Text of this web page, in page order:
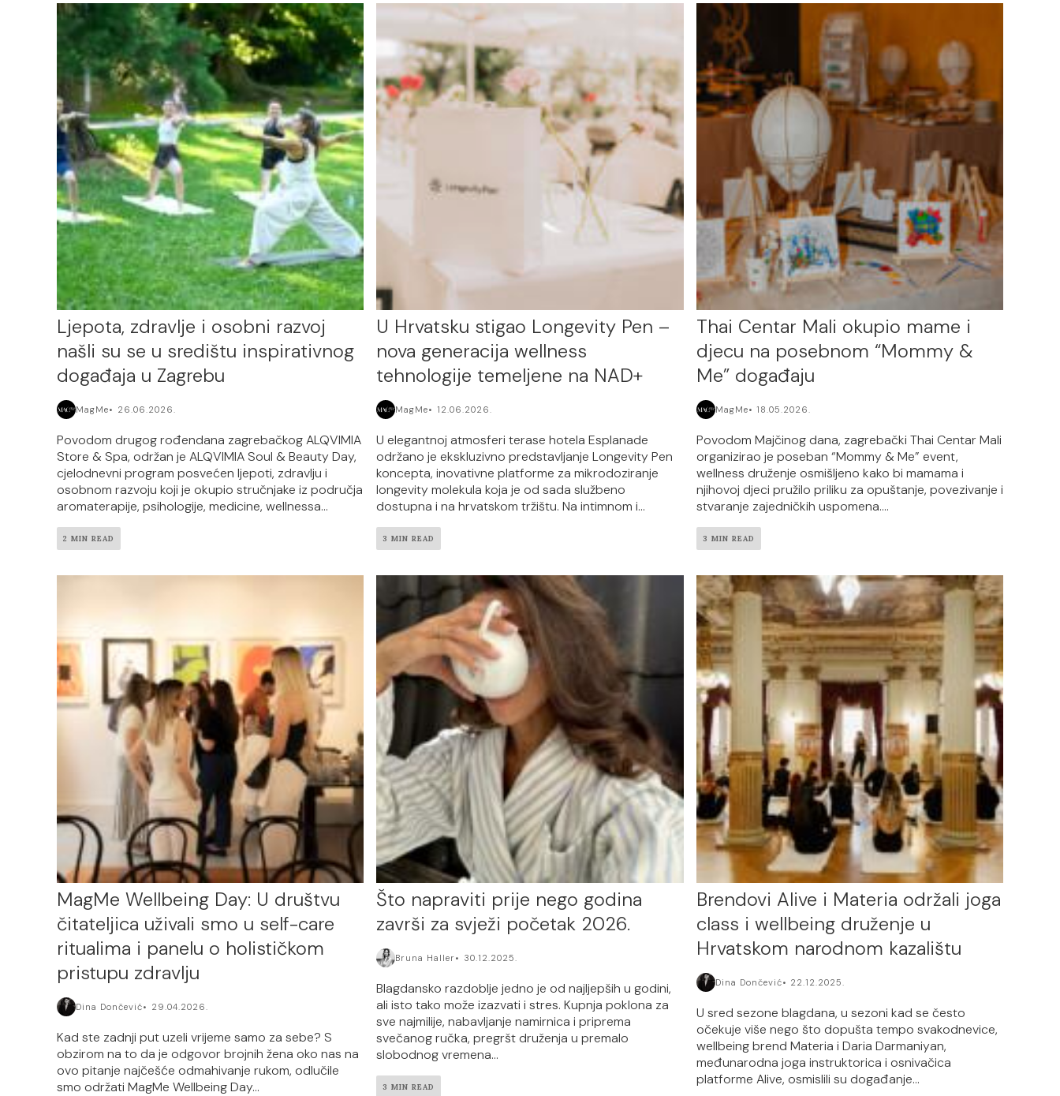
Ljepota, zdravlje i osobni razvoj
našli su se u središtu inspirativnog
događaja u Zagrebu
MagMe 26.06.2026.
Povodom drugog rođendana zagrebačkog ALQVIMIA
Store & Spa, održan je ALQVIMIA Soul & Beauty Day,
cjelodnevni program posvećen ljepoti, zdravlju i
osobnom razvoju koji je okupio stručnjake iz područja
aromaterapije, psihologije, medicine, wellnessa...
2 MIN READ
U Hrvatsku stigao Longevity Pen –
nova generacija wellness
tehnologije temeljene na NAD+
MagMe 12.06.2026.
U elegantnoj atmosferi terase hotela Esplanade
održano je ekskluzivno predstavljanje Longevity Pen
koncepta, inovativne platforme za mikrodoziranje
longevity molekula koja je od sada službeno
dostupna i na hrvatskom tržištu. Na intimnom i...
3 MIN READ
Thai Centar Mali okupio mame i
djecu na posebnom “Mommy &
Me” događaju
MagMe 18.05.2026.
Povodom Majčinog dana, zagrebački Thai Centar Mali
organizirao je poseban “Mommy & Me” event,
wellness druženje osmišljeno kako bi mamama i
njihovoj djeci pružilo priliku za opuštanje, povezivanje i
stvaranje zajedničkih uspomena....
3 MIN READ
MagMe Wellbeing Day: U društvu
čitateljica uživali smo u self-care
ritualima i panelu o holističkom
pristupu zdravlju
Dina Dončević 29.04.2026.
Kad ste zadnji put uzeli vrijeme samo za sebe? S
obzirom na to da je odgovor brojnih žena oko nas na
ovo pitanje najčešće odmahivanje rukom, odlučile
smo održati MagMe Wellbeing Day...
Što napraviti prije nego godina
završi za svježi početak 2026.
Bruna Haller 30.12.2025.
Blagdansko razdoblje jedno je od najljepših u godini,
ali isto tako može izazvati i stres. Kupnja poklona za
sve najmilije, nabavljanje namirnica i priprema
svečanog ručka, pregršt druženja u premalo
slobodnog vremena...
3 MIN READ
Brendovi Alive i Materia održali joga
class i wellbeing druženje u
Hrvatskom narodnom kazalištu
Dina Dončević 22.12.2025.
U sred sezone blagdana, u sezoni kad se često
očekuje više nego što dopušta tempo svakodnevice,
wellbeing brend Materia i Daria Darmaniyan,
međunarodna joga instruktorica i osnivačica
platforme Alive, osmislili su događanje...